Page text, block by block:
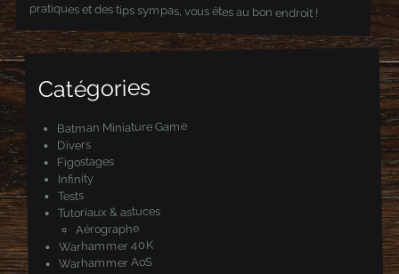
pratiques et des tips sympas, vous êtes au bon endroit !
Catégories
Batman Miniature Game
Divers
Figostages
Infinity
Tests
Tutoriaux & astuces
Aérographe
Warhammer 40K
Warhammer AoS